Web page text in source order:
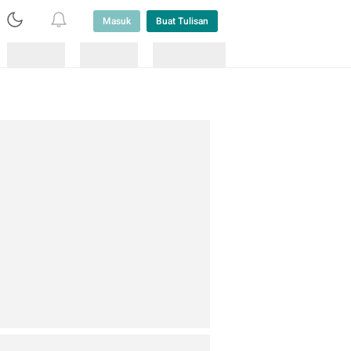
Masuk Buat Tulisan